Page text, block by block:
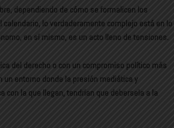
dependiendo de cómo se formalicen los
lo verdaderamente complejo está en lo
en sí mismo, es un acto lleno de tensiones.
del derecho o con un compromiso político más
entorno donde la presión mediática y
con la que llegan, tendrían que debersela a la